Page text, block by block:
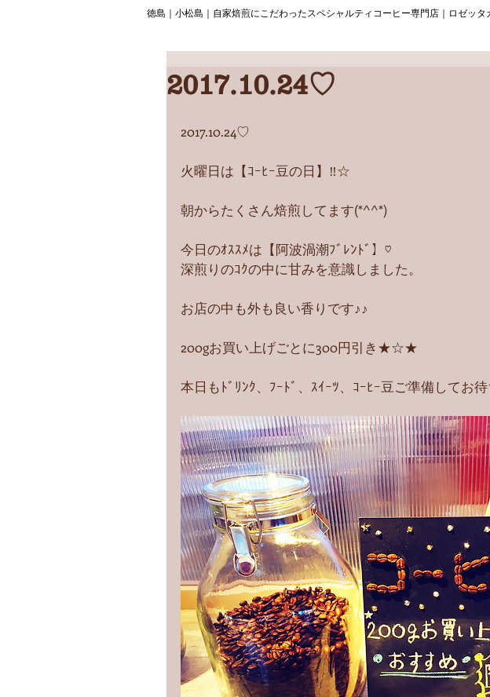
徳島｜小松島｜自家焙煎にこだわったスペシャルティコーヒー専門店｜ロゼッタ
2017.10.24♡
2017.10.24♡
火曜日は【ｺｰﾋｰ豆の日】‼︎☆
朝からたくさん焙煎してます(*^^*)
今日のｵｽｽﾒは【阿波渦潮ﾌﾞﾚﾝﾄﾞ】♡
深煎りのｺｸの中に甘みを意識しました。
お店の中も外も良い香りです♪♪
200gお買い上げごとに300円引き★☆★
本日もﾄﾞﾘﾝｸ、ﾌｰﾄﾞ、ｽｲｰﾂ、ｺｰﾋｰ豆ご準備して